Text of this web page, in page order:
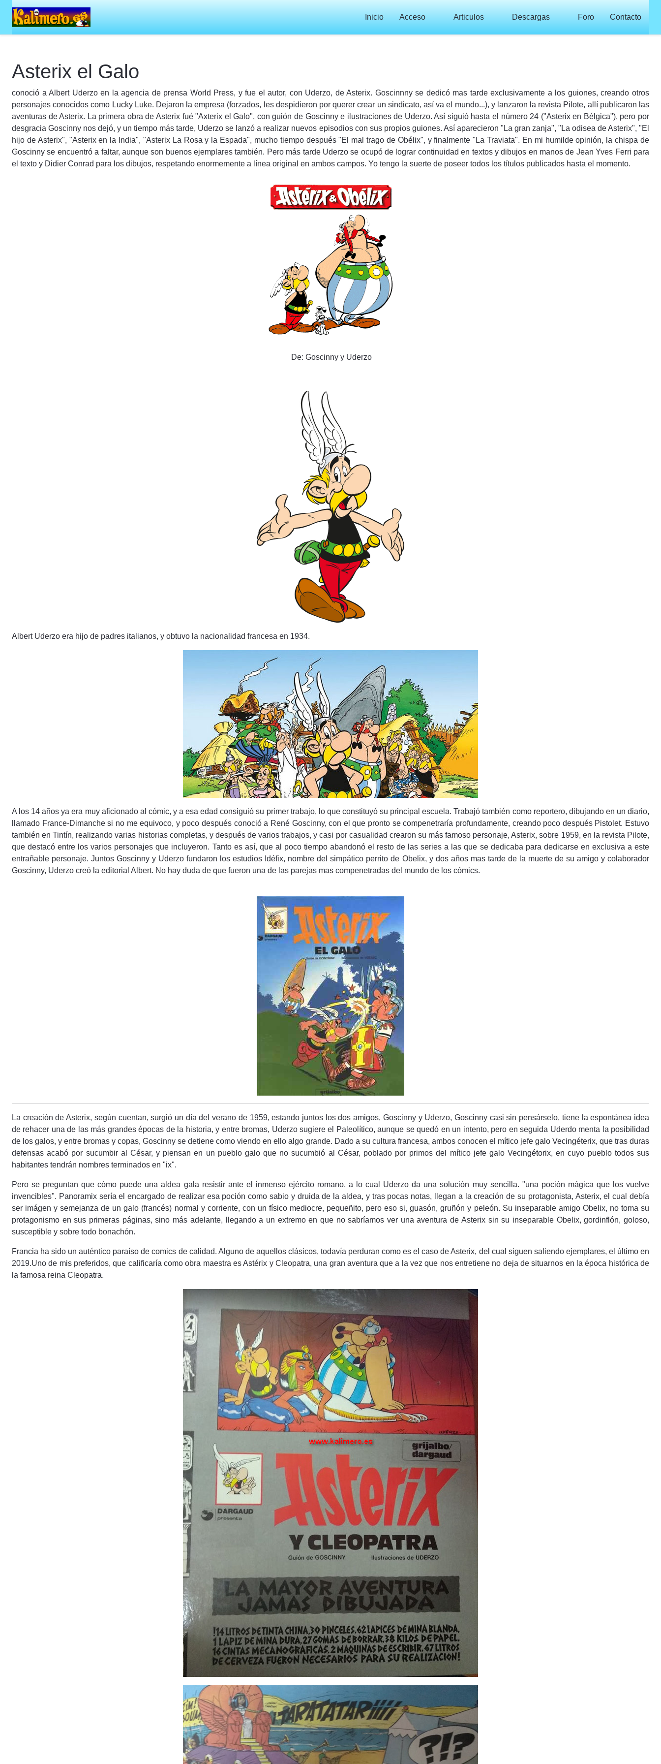
Inicio Acceso Articulos Descargas Foro Contacto
Asterix el Galo
conoció a Albert Uderzo en la agencia de prensa World Press, y fue el autor, con Uderzo, de Asterix. Goscinnny se dedicó mas tarde exclusivamente a los guiones, creando otros
personajes conocidos como Lucky Luke. Dejaron la empresa (forzados, les despidieron por querer crear un sindicato, así va el mundo...), y lanzaron la revista Pilote, allí publicaron las
aventuras de Asterix. La primera obra de Asterix fué "Axterix el Galo", con guión de Goscinny e ilustraciones de Uderzo. Así siguió hasta el número 24 ("Asterix en Bélgica"), pero por
desgracia Goscinny nos dejó, y un tiempo más tarde, Uderzo se lanzó a realizar nuevos episodios con sus propios guiones. Así aparecieron "La gran zanja", "La odisea de Asterix", "El
hijo de Asterix", "Asterix en la India", "Asterix La Rosa y la Espada", mucho tiempo después "El mal trago de Obélix", y finalmente "La Traviata". En mi humilde opinión, la chispa de
Goscinny se encuentró a faltar, aunque son buenos ejemplares también. Pero más tarde Uderzo se ocupó de lograr continuidad en textos y dibujos en manos de Jean Yves Ferri para
el texto y Didier Conrad para los dibujos, respetando enormemente a línea original en ambos campos. Yo tengo la suerte de poseer todos los títulos publicados hasta el momento.
De: Goscinny y Uderzo
Albert Uderzo era hijo de padres italianos, y obtuvo la nacionalidad francesa en 1934.
A los 14 años ya era muy aficionado al cómic, y a esa edad consiguió su primer trabajo, lo que constituyó su principal escuela. Trabajó también como reportero, dibujando en un diario,
llamado France-Dimanche si no me equivoco, y poco después conoció a René Goscinny, con el que pronto se compenetraría profundamente, creando poco después Pistolet. Estuvo
también en Tintín, realizando varias historias completas, y después de varios trabajos, y casi por casualidad crearon su más famoso personaje, Asterix, sobre 1959, en la revista Pilote,
que destacó entre los varios personajes que incluyeron. Tanto es así, que al poco tiempo abandonó el resto de las series a las que se dedicaba para dedicarse en exclusiva a este
entrañable personaje. Juntos Goscinny y Uderzo fundaron los estudios Idéfix, nombre del simpático perrito de Obelix, y dos años mas tarde de la muerte de su amigo y colaborador
Goscinny, Uderzo creó la editorial Albert. No hay duda de que fueron una de las parejas mas compenetradas del mundo de los cómics.
La creación de Asterix, según cuentan, surgió un día del verano de 1959, estando juntos los dos amigos, Goscinny y Uderzo, Goscinny casi sin pensárselo, tiene la espontánea idea
de rehacer una de las más grandes épocas de la historia, y entre bromas, Uderzo sugiere el Paleolítico, aunque se quedó en un intento, pero en seguida Uderdo menta la posibilidad
de los galos, y entre bromas y copas, Goscinny se detiene como viendo en ello algo grande. Dado a su cultura francesa, ambos conocen el mítico jefe galo Vecingéterix, que tras duras
defensas acabó por sucumbir al César, y piensan en un pueblo galo que no sucumbió al César, poblado por primos del mítico jefe galo Vecingétorix, en cuyo pueblo todos sus
habitantes tendrán nombres terminados en "ix".
Pero se preguntan que cómo puede una aldea gala resistir ante el inmenso ejército romano, a lo cual Uderzo da una solución muy sencilla. "una poción mágica que los vuelve
invencibles". Panoramix sería el encargado de realizar esa poción como sabio y druida de la aldea, y tras pocas notas, llegan a la creación de su protagonista, Asterix, el cual debía
ser imágen y semejanza de un galo (francés) normal y corriente, con un físico mediocre, pequeñito, pero eso si, guasón, gruñón y peleón. Su inseparable amigo Obelix, no toma su
protagonismo en sus primeras páginas, sino más adelante, llegando a un extremo en que no sabríamos ver una aventura de Asterix sin su inseparable Obelix, gordinflón, goloso,
susceptible y sobre todo bonachón.
Francia ha sido un auténtico paraíso de comics de calidad. Alguno de aquellos clásicos, todavía perduran como es el caso de Asterix, del cual siguen saliendo ejemplares, el último en
2019.Uno de mis preferidos, que calificaría como obra maestra es Astérix y Cleopatra, una gran aventura que a la vez que nos entretiene no deja de situarnos en la época histórica de
la famosa reina Cleopatra.